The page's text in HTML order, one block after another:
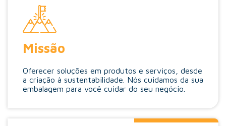
Missão
Oferecer soluções em produtos e serviços, desde
a criação à sustentabilidade. Nós cuidamos da sua
embalagem para você cuidar do seu negócio.